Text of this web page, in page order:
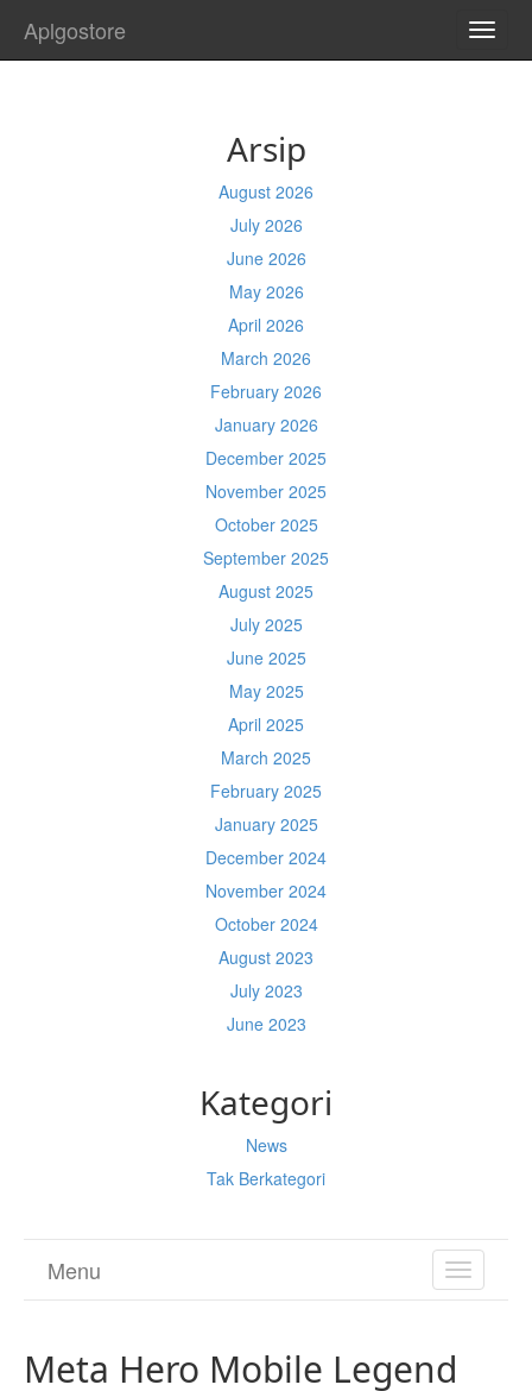
Aplgostore
Arsip
August 2026
July 2026
June 2026
May 2026
April 2026
March 2026
February 2026
January 2026
December 2025
November 2025
October 2025
September 2025
August 2025
July 2025
June 2025
May 2025
April 2025
March 2025
February 2025
January 2025
December 2024
November 2024
October 2024
August 2023
July 2023
June 2023
Kategori
News
Tak Berkategori
TOGGLE
Menu
Meta Hero Mobile Legend